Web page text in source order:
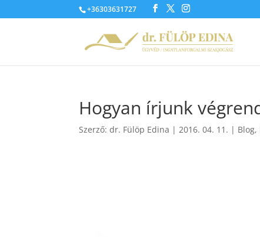
+36303631727
Hogyan írjunk
Szerző:dr. Fülöp Edina |2016. 04. 11. | Blog,